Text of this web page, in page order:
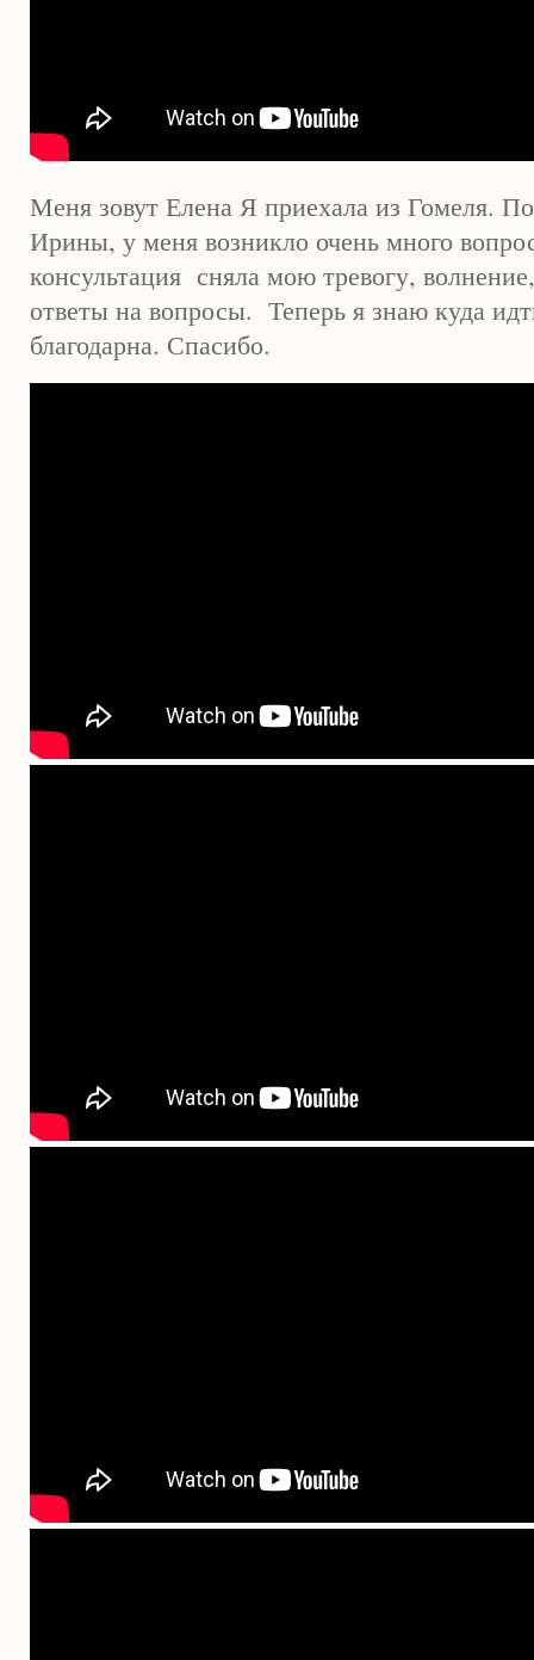
Меня зовут Елена Я приехала из Гомеля.
Ирины, у меня возникло очень много
консультация сняла мою тревогу,
ответы на вопросы. Теперь я знаю куда
благодарна. Спасибо.